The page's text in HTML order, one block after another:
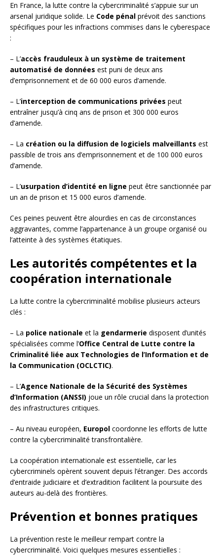
En France, la lutte contre la cybercriminalité s’appuie sur un
arsenal juridique solide. Le Code pénal prévoit des sanctions
spécifiques pour les infractions commises dans le cyberespace
:
– L’accès frauduleux à un système de traitement
automatisé de données est puni de deux ans
d’emprisonnement et de 60 000 euros d’amende.
– L’interception de communications privées peut
entraîner jusqu’à cinq ans de prison et 300 000 euros
d’amende.
– La création ou la diffusion de logiciels malveillants est
passible de trois ans d’emprisonnement et de 100 000 euros
d’amende.
– L’usurpation d’identité en ligne peut être sanctionnée par
un an de prison et 15 000 euros d’amende.
Ces peines peuvent être alourdies en cas de circonstances
aggravantes, comme l’appartenance à un groupe organisé ou
l’atteinte à des systèmes étatiques.
Les autorités compétentes et la
coopération internationale
La lutte contre la cybercriminalité mobilise plusieurs acteurs
clés :
– La police nationale et la gendarmerie disposent d’unités
spécialisées comme l’Office Central de Lutte contre la
Criminalité liée aux Technologies de l’Information et de
la Communication (OCLCTIC).
– L’Agence Nationale de la Sécurité des Systèmes
d’Information (ANSSI) joue un rôle crucial dans la protection
des infrastructures critiques.
– Au niveau européen, Europol coordonne les efforts de lutte
contre la cybercriminalité transfrontalière.
La coopération internationale est essentielle, car les
cybercriminels opèrent souvent depuis l’étranger. Des accords
d’entraide judiciaire et d’extradition facilitent la poursuite des
auteurs au-delà des frontières.
Prévention et bonnes pratiques
La prévention reste le meilleur rempart contre la
cybercriminalité. Voici quelques mesures essentielles :